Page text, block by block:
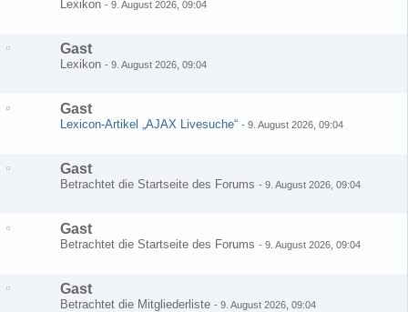
Lexikon - 9. August 2026, 09:04
Gast
Lexikon - 9. August 2026, 09:04
Gast
Lexicon-Artikel „AJAX Livesuche“ - 9. August 2026, 09:04
Gast
Betrachtet die Startseite des Forums - 9. August 2026, 09:04
Gast
Betrachtet die Startseite des Forums - 9. August 2026, 09:04
Gast
Betrachtet die Mitgliederliste - 9. August 2026, 09:04